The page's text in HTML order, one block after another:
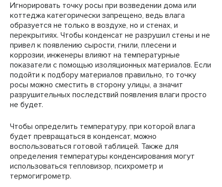
Игнорировать точку росы при возведении дома или
коттеджа категорически запрещено, ведь влага
образуется не только в воздухе, но и стенах, и
перекрытиях. Чтобы конденсат не разрушил стены и не
привел к появлению сырости, гнили, плесени и
коррозии, инженеры влияют на температурные
показатели с помощью изоляционных материалов. Если
подойти к подбору материалов правильно, то точку
росы можно сместить в сторону улицы, а значит
разрушительных последствий появления влаги просто
не будет.
Чтобы определить температуру, при которой влага
будет превращаться в конденсат, можно
воспользоваться готовой таблицей. Также для
определения температуры конденсирования могут
использоваться тепловизор, психрометр и
термогигрометр.